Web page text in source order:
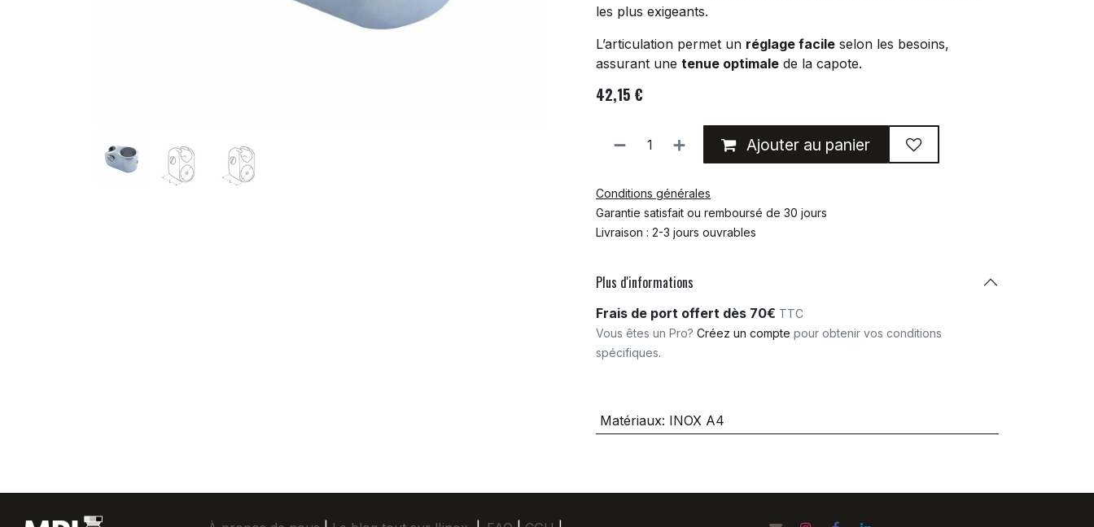
les plus exigeants.
L’articulation permet un réglage facile selon les besoins,
assurant une tenue optimale de la capote.
42,15 €
Ajouter au panier
Conditions générales
Garantie satisfait ou remboursé de 30 jours
Livraison : 2-3 jours ouvrables
Plus d'informations
Frais de port offert dès 70€ TTC
Vous êtes un Pro? Créez un compte pour obtenir vos conditions
spécifiques.
Matériaux: INOX A4